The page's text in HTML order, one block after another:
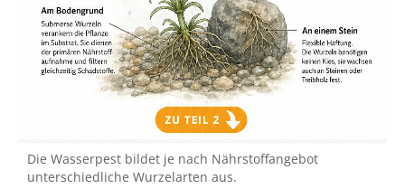
Die Wasserpest bildet je nach Nährstoffangebot
unterschiedliche Wurzelarten aus.